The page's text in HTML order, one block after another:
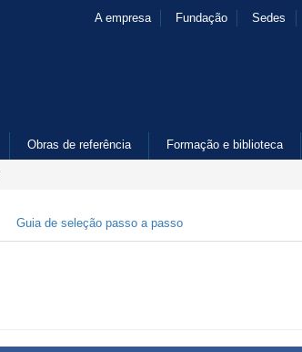
A empresa Fundação Sedes
Obras de referência Formação e biblioteca
Guia de seleção passo a passo